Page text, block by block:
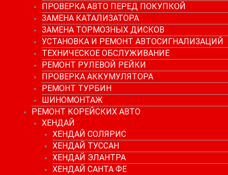
ПРОВЕРКА АВТО ПЕРЕД ПОКУПКОЙ
ЗАМЕНА КАТАЛИЗАТОРА
ЗАМЕНА ТОРМОЗНЫХ ДИСКОВ
УСТАНОВКА И РЕМОНТ АВТОСИГНАЛИЗАЦИЙ
ТЕХНИЧЕСКОЕ ОБСЛУЖИВАНИЕ
РЕМОНТ РУЛЕВОЙ РЕЙКИ
ПРОВЕРКА АККУМУЛЯТОРА
РЕМОНТ ТУРБИН
ШИНОМОНТАЖ
РЕМОНТ КОРЕЙСКИХ АВТО
ХЕНДАЙ
ХЕНДАЙ СОЛЯРИС
ХЕНДАЙ ТУССАН
ХЕНДАЙ ЭЛАНТРА
ХЕНДАЙ САНТА ФЕ